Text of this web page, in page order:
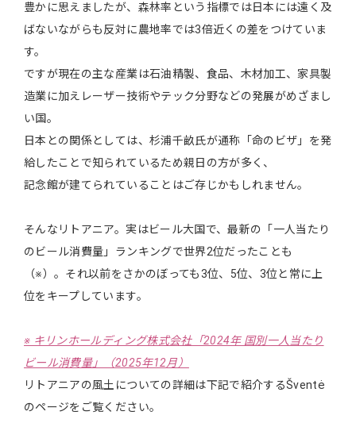
豊かに思えましたが、森林率という指標では日本には遠く及
ばないながらも反対に農地率では3倍近くの差をつけていま
す。
ですが現在の主な産業は石油精製、食品、木材加工、家具製
造業に加えレーザー技術やテック分野などの発展がめざまし
い国。
日本との関係としては、杉浦千畝氏が通称「命のビザ」を発
給したことで知られているため親日の方が多く、
記念館が建てられていることはご存じかもしれません。
そんなリトアニア。実はビール大国で、最新の「一人当たり
のビール消費量」ランキングで世界2位だったことも
（※）。それ以前をさかのぼっても3位、5位、3位と常に上
位をキープしています。
※ キリンホールディング株式会社「2024年 国別一人当たり
ビール消費量」（2025年12月）
リトアニアの風土についての詳細は下記で紹介するŠventė
のページをご覧ください。